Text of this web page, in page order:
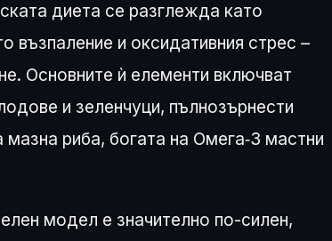
диета се разглежда като
възпаление и оксидативния стрес –
Основните ѝ елементи включват
и зеленчуци, пълнозърнести
риба, богата на Омега‑3 мастни
модел е значително по-силен,